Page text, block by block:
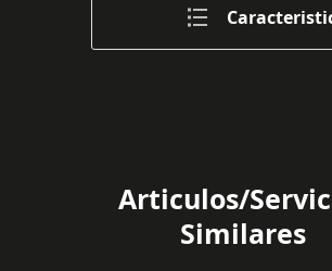
Articulos/
Similares